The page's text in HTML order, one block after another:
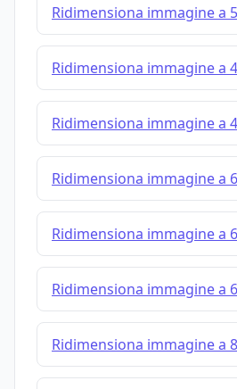
Ridimensiona immagine a
Ridimensiona immagine a
Ridimensiona immagine a
Ridimensiona immagine a
Ridimensiona immagine a
Ridimensiona immagine a
Ridimensiona immagine a